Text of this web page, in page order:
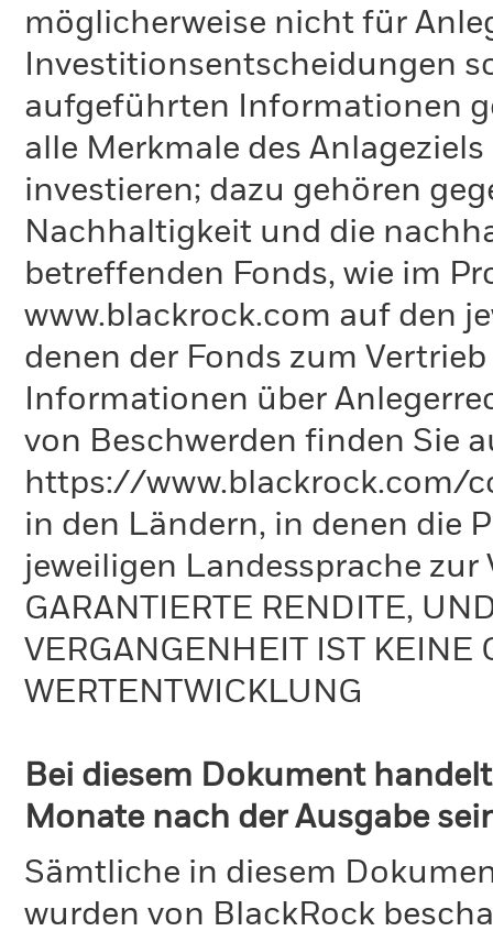
möglicherweise nicht für
Investitionsentscheidungen
aufgeführten Informationen
alle Merkmale des
investieren; dazu gehören
Nachhaltigkeit und die
betreffenden Fonds, wie im
www.blackrock.com auf den
denen der Fonds zum
Informationen über
von Beschwerden finden Sie
https://www.blackrock.com/
in den Ländern, in denen die
jeweiligen Landessprache zur
GARANTIERTE RENDITE,
VERGANGENHEIT IST KEINE
WERTENTWICKLUNG
Bei diesem Dokument
Monate nach der Ausgabe
Sämtliche in diesem
wurden von BlackRock